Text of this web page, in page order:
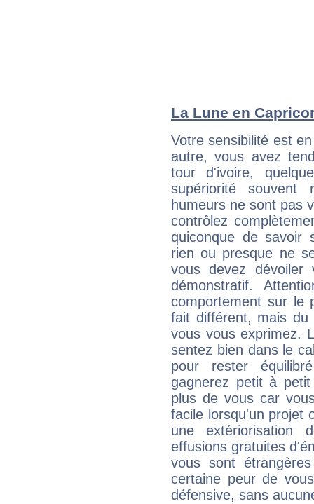
La Lune en
Votre sensibilité est
autre, vous avez
tour d'ivoire,
supériorité souvent
humeurs ne sont pas
contrôlez
quiconque de savoir
rien ou presque ne
vous devez
démonstratif.
comportement sur le
fait différent, mais du
vous vous exprimez.
sentez bien dans le
pour rester
gagnerez petit à
plus de vous car
facile lorsqu'un projet
une extériorisation
effusions gratuites
vous sont
certaine peur de
défensive, sans